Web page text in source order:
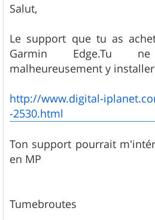
Salut,
Le support que tu as
Garmin Edge.Tu
malheureusement y
http://www.digital-
-2530.html
Ton support pourrait
en MP
Tumebroutes